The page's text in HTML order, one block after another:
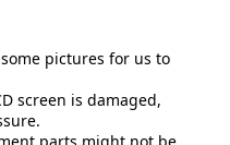
pictures for us to
screen is damaged,